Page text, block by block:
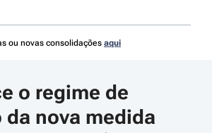
ou novas consolidações aqui
o regime de
nova medida